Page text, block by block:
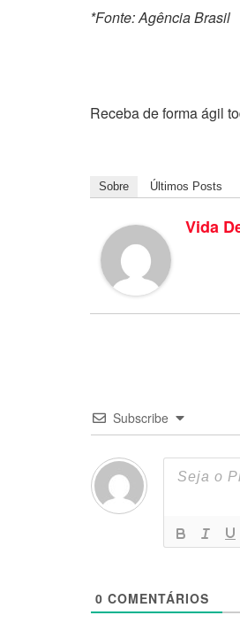
*Fonte: Agência Brasil
Receba de forma ágil
Sobre Últimos Posts
Vida
Subscribe
0 COMENTÁRIOS